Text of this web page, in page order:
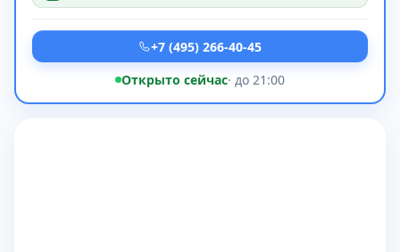
+7 (495) 266-40-45
Открыто сейчас· до 21:00